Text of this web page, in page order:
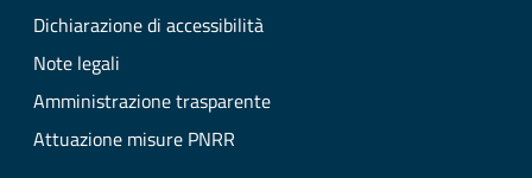
Dichiarazione di accessibilità
Note legali
Amministrazione trasparente
Attuazione misure PNRR